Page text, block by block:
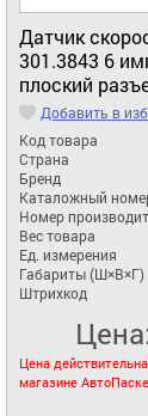
Датчик
301.3843 6
плоский
Добавить в
Код товара
Страна
Бренд
Каталожный
Номер
Вес товара
Ед. измерения
Габариты (Ш×В×Г)
Штрихкод
Цена
магазине